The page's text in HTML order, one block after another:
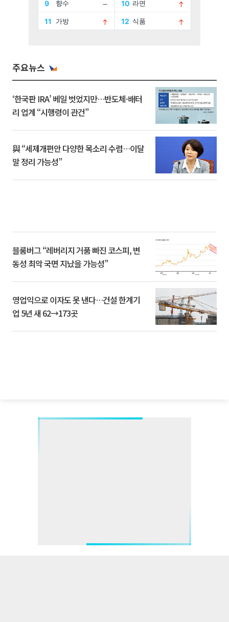
주요뉴스
‘한국판 IRA’ 베일 벗었지만…반도체·배터
리 업계 “시행령이 관건”
與 “세제개편안 다양한 목소리 수렴…이달
말 정리 가능성”
블룸버그 “레버리지 거품 빠진 코스피, 변
동성 최악 국면 지났을 가능성”
영업익으로 이자도 못 낸다…건설 한계기
업 5년 새 62→173곳